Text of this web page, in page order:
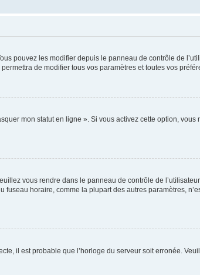
pouvez les modifier depuis le panneau de contrôle de
de modifier tous vos paramètres et toutes vos
mon statut en ligne ». Si vous activez cette option,
vous rendre dans le panneau de contrôle de
horaire, comme la plupart des autres paramètres,
il est probable que l’horloge du serveur soit erronée.